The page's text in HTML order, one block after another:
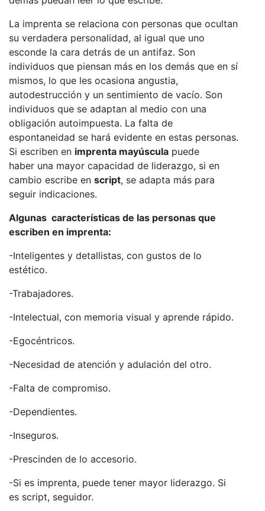
La imprenta se relaciona con personas que ocultan
su verdadera personalidad, al igual que uno
esconde la cara detrás de un antifaz. Son
individuos que piensan más en los demás que en sí
mismos, lo que les ocasiona angustia,
autodestrucción y un sentimiento de vacío. Son
individuos que se adaptan al medio con una
obligación autoimpuesta. La falta de
espontaneidad se hará evidente en estas personas.
Si escriben en imprenta mayúscula puede
haber una mayor capacidad de liderazgo, si en
cambio escribe en script, se adapta más para
seguir indicaciones.
Algunas características de las personas que
escriben en imprenta:
-Inteligentes y detallistas, con gustos de lo
estético.
-Trabajadores.
-Intelectual, con memoria visual y aprende rápido.
-Egocéntricos.
-Necesidad de atención y adulación del otro.
-Falta de compromiso.
-Dependientes.
-Inseguros.
-Prescinden de lo accesorio.
-Si es imprenta, puede tener mayor liderazgo. Si
es script, seguidor.